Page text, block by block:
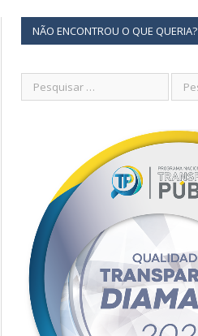
NÃO ENCONTROU O QUE QUERIA?